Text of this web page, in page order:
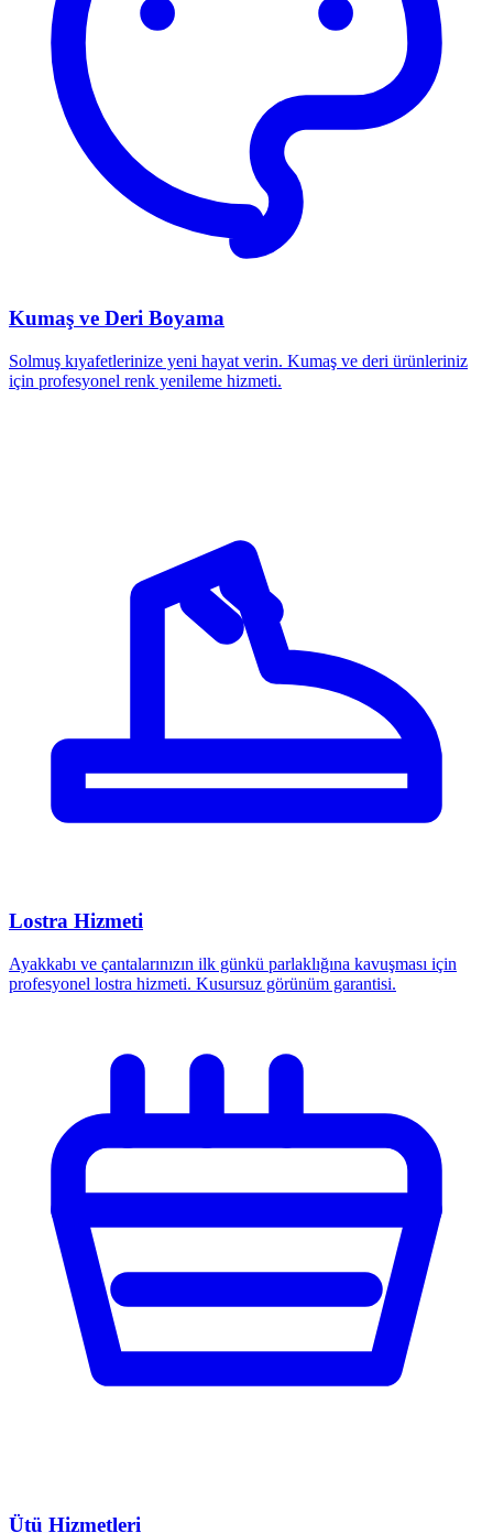
Kumaş ve Deri Boyama
Solmuş kıyafetlerinize yeni hayat verin. Kumaş ve deri ürünleriniz
için profesyonel renk yenileme hizmeti.
Lostra Hizmeti
Ayakkabı ve çantalarınızın ilk günkü parlaklığına kavuşması için
profesyonel lostra hizmeti. Kusursuz görünüm garantisi.
Ütü Hizmetleri